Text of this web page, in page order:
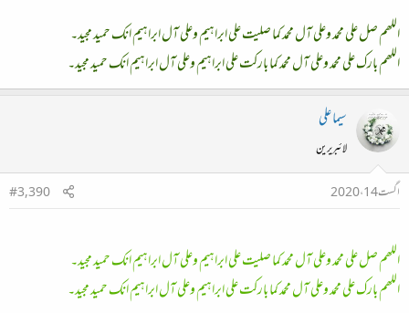
اللھم صل علی محمد وعلی آل محمد کما صلیت علی ابراہیم وعلی آل ابراہیم انک حمید مجید۔
اللھم بارک علی محمد وعلی آل محمد کما بارکت علی ابراہیم وعلی آل ابراہیم انک حمید مجید۔
سیما علی
لائبریرین
اگست 14، 2020
#3,390
اللھم صل علی محمد وعلی آل محمد کما صلیت علی ابراہیم وعلی آل ابراہیم انک حمید مجید۔
اللھم بارک علی محمد وعلی آل محمد کما بارکت علی ابراہیم وعلی آل ابراہیم انک حمید مجید۔